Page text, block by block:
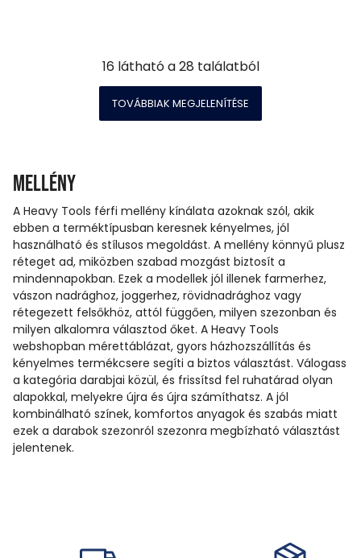
16 látható a28 találatból
TOVÁBBIAK MEGJELENÍTÉSE
Mellény
A Heavy Tools férfi mellény kínálata azoknak szól, akik
ebben a terméktípusban keresnek kényelmes, jól
használható és stílusos megoldást. A mellény könnyű plusz
réteget ad, miközben szabad mozgást biztosít a
mindennapokban. Ezek a modellek jól illenek farmerhez,
vászon nadrághoz, joggerhez, rövidnadrághoz vagy
rétegezett felsőkhöz, attól függően, milyen szezonban és
milyen alkalomra választod őket. A Heavy Tools
webshopban mérettáblázat, gyors házhozszállítás és
kényelmes termékcsere segíti a biztos választást. Válogass
a kategória darabjai közül, és frissítsd fel ruhatárad olyan
alapokkal, melyekre újra és újra számíthatsz. A jól
kombinálható színek, komfortos anyagok és szabás miatt
ezek a darabok szezonról szezonra megbízható választást
jelentenek.